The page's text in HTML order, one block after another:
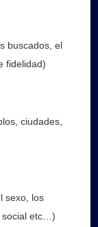
buscados, el
fidelidad)
ciudades,
sexo, los
social etc…)